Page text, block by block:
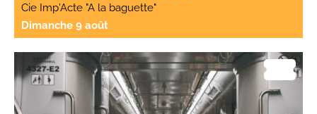
Cie Imp'Acte "A la baguette"
Dimanche 9 août